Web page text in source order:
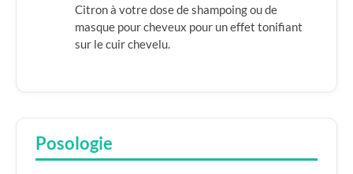
Citron à votre dose de shampoing ou de
masque pour cheveux pour un effet tonifiant
sur le cuir chevelu.
Posologie